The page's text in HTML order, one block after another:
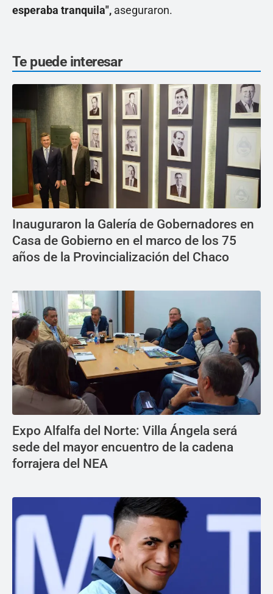
esperaba tranquila", aseguraron.
Te puede interesar
Inauguraron la Galería de Gobernadores en
Casa de Gobierno en el marco de los 75
años de la Provincialización del Chaco
Expo Alfalfa del Norte: Villa Ángela será
sede del mayor encuentro de la cadena
forrajera del NEA